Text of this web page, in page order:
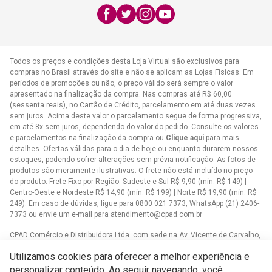
atendimento@cpad.com.br
Todos os preços e condições desta Loja Virtual são exclusivos para
compras no Brasil através do site e não se aplicam as Lojas Físicas. Em
períodos de promoções ou não, o preço válido será sempre o valor
apresentado na finalização da compra. Nas compras até R$ 60,00
(sessenta reais), no Cartão de Crédito, parcelamento em até duas vezes
sem juros. Acima deste valor o parcelamento segue de forma progressiva,
em até 8x sem juros, dependendo do valor do pedido. Consulte os valores
e parcelamentos na finalização da compra ou Clique aqui para mais
detalhes. Ofertas válidas para o dia de hoje ou enquanto durarem nossos
estoques, podendo sofrer alterações sem prévia notificação. As fotos de
produtos são meramente ilustrativas. O frete não está incluído no preço
do produto. Frete Fixo por Região: Sudeste e Sul R$ 9,90 (mín. R$ 149) |
Centro-Oeste e Nordeste R$ 14,90 (mín. R$ 199) | Norte R$ 19,90 (mín. R$
249). Em caso de dúvidas, ligue para 0800 021 7373, WhatsApp (21) 2406-
7373 ou envie um e-mail para atendimento@cpad.com.br
CPAD Comércio e Distribuidora Ltda. com sede na Av. Vicente de Carvalho,
Casa Publicadora das Assembleias de Deus com sede na Av. Brasil,
Utilizamos cookies para oferecer a melhor experiência e